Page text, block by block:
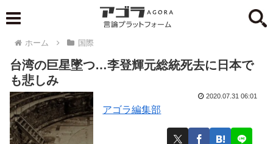
ホーム 国際
台湾の巨星墜つ…李登輝元総統死去に日本で
も悲しみ
アゴラ編集部
2020.07.31 06:01